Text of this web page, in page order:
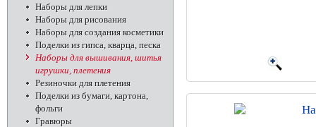
Наборы для лепки
Наборы для рисования
Наборы для создания косметики
Поделки из гипса, кварца, песка
Наборы для вышивания, шитья
игрушки, плетения
Резиночки для плетения
Поделки из бумаги, картона,
фольги
Гравюры